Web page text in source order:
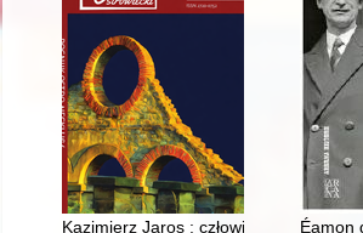
Kazimierz Jaros : człowiek o Éamon